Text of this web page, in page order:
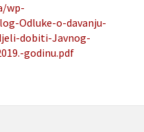
wp-
Odluke-o-davanju-
dobiti-Javnog-
godinu.pdf